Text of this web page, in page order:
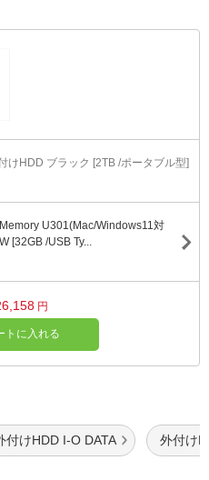
けHDD ブラック [2TB /ポータブル型]
U301(Mac/Windows11対
[32GB /USB Ty...
円
トに入れる
付けHDD I-O DATA 外付け